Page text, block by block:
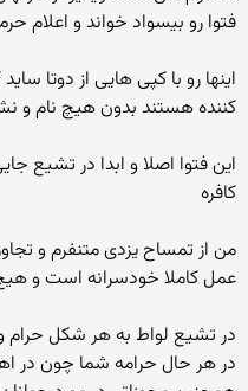
فتوا رو بیسواد خواند و اعلام
اینها رو با کپی هایی از دوتا
کننده هستند بدون هیچ نام و
این فتوا اصلا و ابدا در تشیع
کافره
من از تمساح یزدی متنفرم و
عمل کاملا خودسرانه است و
در تشیع لواط به هر شکل حرام
در هر حال حرامه شما چون در